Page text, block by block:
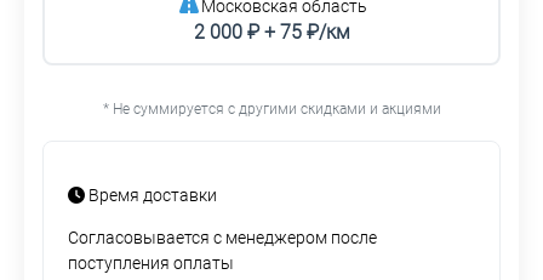
Московская область
2 000 ₽ + 75 ₽/км
* Не суммируется с другими скидками и акциями
Время доставки
Согласовывается с менеджером после
поступления оплаты